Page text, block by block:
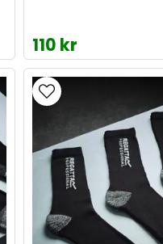
110 kr